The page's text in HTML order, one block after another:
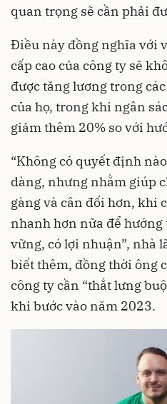
quan trọng sẽ cần phải
Điều này đồng nghĩa với
cấp cao của công ty sẽ
được tăng lương trong
của họ, trong khi ngân
giảm thêm 20% so với
“Không có quyết định
dàng, nhưng nhằm giúp
gàng và cân đối hơn, khi
nhanh hơn nữa để
vững, có lợi nhuận”, nhà
biết thêm, đồng thời ông
công ty cần “thắt lưng
khi bước vào năm 2023.